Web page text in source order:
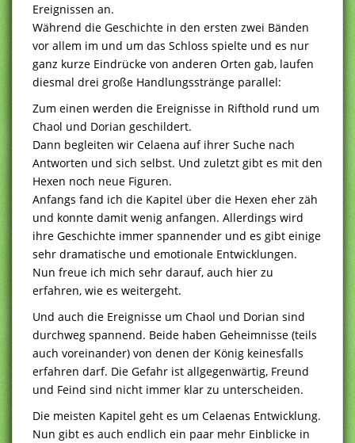
Ereignissen an.
Während die Geschichte in den ersten zwei Bänden
vor allem im und um das Schloss spielte und es nur
ganz kurze Eindrücke von anderen Orten gab, laufen
diesmal drei große Handlungsstränge parallel:
Zum einen werden die Ereignisse in Rifthold rund um
Chaol und Dorian geschildert.
Dann begleiten wir Celaena auf ihrer Suche nach
Antworten und sich selbst. Und zuletzt gibt es mit den
Hexen noch neue Figuren.
Anfangs fand ich die Kapitel über die Hexen eher zäh
und konnte damit wenig anfangen. Allerdings wird
ihre Geschichte immer spannender und es gibt einige
sehr dramatische und emotionale Entwicklungen.
Nun freue ich mich sehr darauf, auch hier zu
erfahren, wie es weitergeht.
Und auch die Ereignisse um Chaol und Dorian sind
durchweg spannend. Beide haben Geheimnisse (teils
auch voreinander) von denen der König keinesfalls
erfahren darf. Die Gefahr ist allgegenwärtig, Freund
und Feind sind nicht immer klar zu unterscheiden.
Die meisten Kapitel geht es um Celaenas Entwicklung.
Nun gibt es auch endlich ein paar mehr Einblicke in